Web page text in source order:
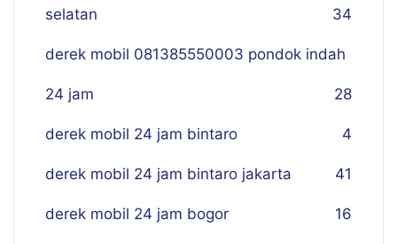
selatan 34
derek mobil 081385550003 pondok indah
24 jam 28
derek mobil 24 jam bintaro 4
derek mobil 24 jam bintaro jakarta 41
derek mobil 24 jam bogor 16